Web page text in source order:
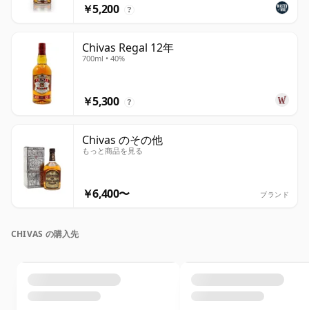
￥5,200 ?
Chivas Regal 12年
700ml • 40%
￥5,300 ?
Chivas のその他
もっと商品を見る
￥6,400〜 ブランド
CHIVAS の購入先